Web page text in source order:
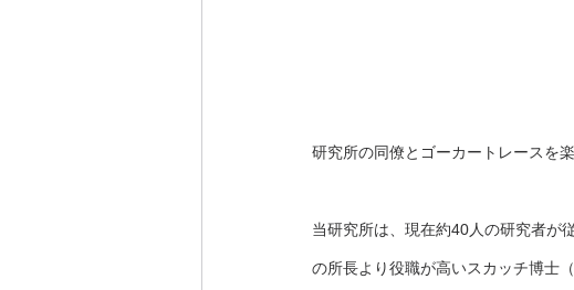
研究所の同僚とゴーカートレースを楽
当研究所は、現在約40人の研究者が
の所長より役職が高いスカッチ博士